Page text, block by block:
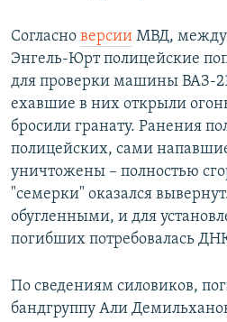
Согласно версии МВД, между
Энгель-Юрт полицейские
для проверки машины ВАЗ-
ехавшие в них открыли
бросили гранату. Ранения
полицейских, сами
уничтожены – полностью
"семерки" оказался
обугленными, и для
погибших потребовалась
По сведениям силовиков,
бандгруппу Али